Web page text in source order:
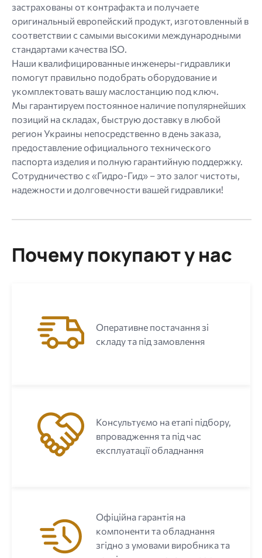
застрахованы от контрафакта и получаете
оригинальный европейский продукт, изготовленный в
соответствии с самыми высокими международными
стандартами качества ISO.
Наши квалифицированные инженеры-гидравлики
помогут правильно подобрать оборудование и
укомплектовать вашу маслостанцию ​​под ключ.
Мы гарантируем постоянное наличие популярнейших
позиций на складах, быструю доставку в любой
регион Украины непосредственно в день заказа,
предоставление официального технического
паспорта изделия и полную гарантийную поддержку.
Сотрудничество с «Гидро-Гид» – это залог чистоты,
надежности и долговечности вашей гидравлики!
Почему покупают у нас
Оперативне постачання зі
складу та під замовлення
Консультуємо на етапі підбору,
впровадження та під час
експлуатації обладнання
Офіційна гарантія на
компоненти та обладнання
згідно з умовами виробника та